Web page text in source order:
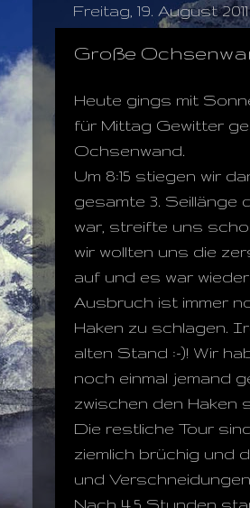
Freitag, 19. August 2011
Große
Heute gings mit
für Mittag Gewitter
Ochsenwand.
Um 8:15 stiegen wir
gesamte 3. Seillänge
war, streifte uns
wir wollten uns die
auf und es war
Ausbruch ist immer
Haken zu schlagen.
alten Stand :-)! Wir
noch einmal jemand
zwischen den Haken
Die restliche Tour
ziemlich brüchig und
und
Nach 4,5 Stunden